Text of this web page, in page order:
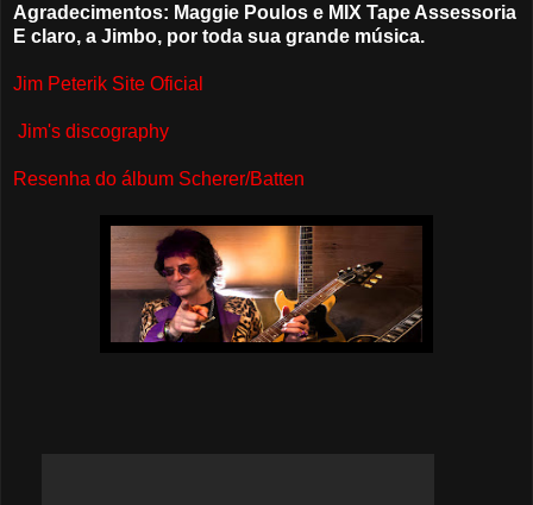
Agradecimentos: Maggie Poulos e MIX Tape Assessoria
E claro, a Jimbo, por toda sua grande música.
Jim Peterik Site Oficial
Jim's discography
Resenha do álbum Scherer/Batten